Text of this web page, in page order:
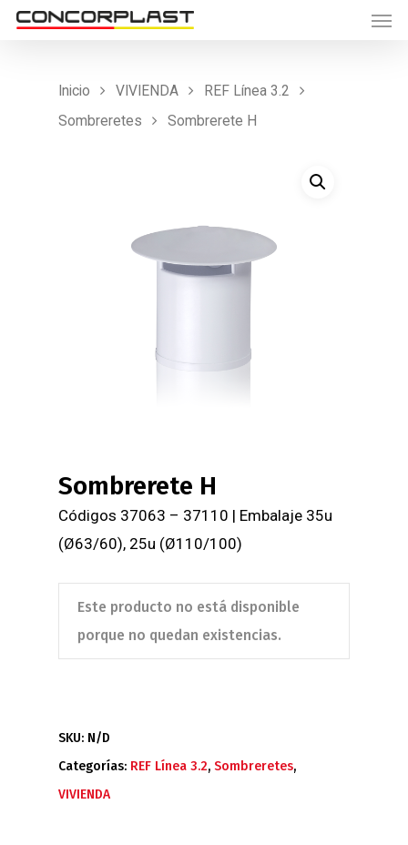
Inicio VIVIENDA
REF Línea 3.2
Sombreretes
Sombrerete H
Sombrerete H
Códigos 37063 – 37110 | Embalaje 35u
(Ø63/60), 25u (Ø110/100)
Este producto no está disponible
porque no quedan existencias.
SKU: N/D
Categorías: REF Línea 3.2, Sombreretes,
VIVIENDA